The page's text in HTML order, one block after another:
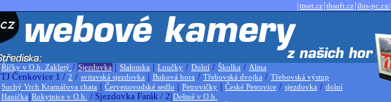
|ttnet.cz|thsoft.cz|ibis-pc.cz/
Říčky v O.h. Zakletý / Sjezdovka | Slalomka | Loučky / Dolní / Školka / Alma
TJ Čenkovice 1 / 2 / svitavská sjezdovka | Buková hora / Třebovská dvojka / Třebovská výstup
Suchý Vrch Kramářova chata | Červenovodské sedlo | Petrovičky | České Petrovice / sjezdovka / dolní
Hanička |Rokytnice v O.h. / Sjezdovka Farák / 2|Deštné v O.h.